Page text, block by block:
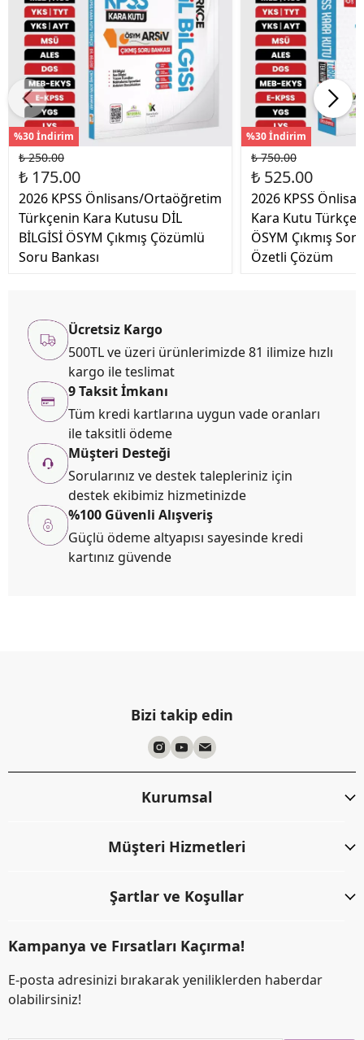
%30 İndirim
₺ 250.00
₺ 175.00
2026 KPSS Önlisans/Ortaöğretim
Türkçenin Kara Kutusu DİL
BİLGİSİ ÖSYM Çıkmış Çözümlü
Soru Bankası
%30 İndirim
₺ 750.00
₺ 525.00
2026 KPSS
Kara Kutu Türkçe
ÖSYM Çıkmış
Özetli Çözüm
Ücretsiz Kargo
500TL ve üzeri ürünlerimizde 81 ilimize hızlı
kargo ile teslimat
9 Taksit İmkanı
Tüm kredi kartlarına uygun vade oranları
ile taksitli ödeme
Müşteri Desteği
Sorularınız ve destek talepleriniz için
destek ekibimiz hizmetinizde
%100 Güvenli Alışveriş
Güçlü ödeme altyapısı sayesinde kredi
kartınız güvende
Bizi takip edin
Kurumsal
Müşteri Hizmetleri
Şartlar ve Koşullar
Kampanya ve Fırsatları Kaçırma!
E-posta adresinizi bırakarak yeniliklerden haberdar
olabilirsiniz!